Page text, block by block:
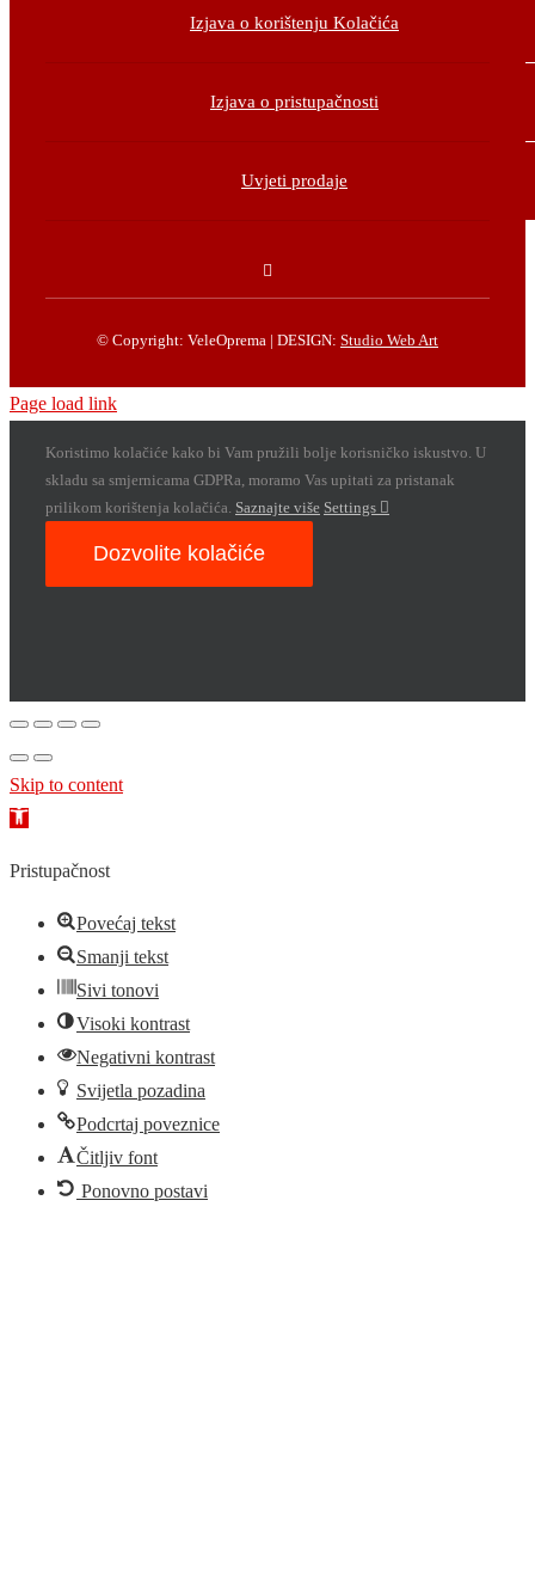
Izjava o korištenju Kolačića
Izjava o pristupačnosti
Uvjeti prodaje
© Copyright: VeleOprema | DESIGN: Studio Web Art
Page load link
Koristimo kolačiće kako bi Vam pružili bolje korisničko iskustvo. U
skladu sa smjernicama GDPRa, moramo Vas upitati za pristanak
prilikom korištenja kolačića. Saznajte više Settings
Dozvolite kolačiće
Skip to content
Open
Pristupačnost
Povećaj tekst
Smanji tekst
Sivi tonovi
Visoki kontrast
Negativni kontrast
Svijetla pozadina
Podcrtaj poveznice
Čitljiv font
Ponovno postavi